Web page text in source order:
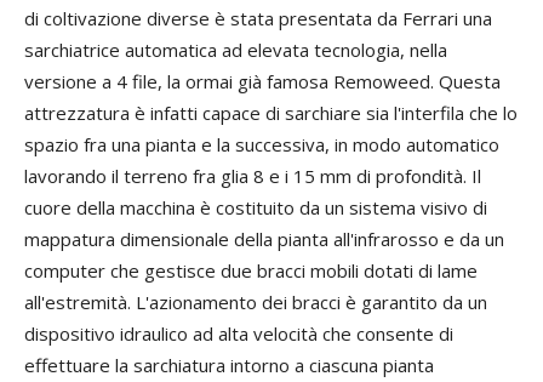
di coltivazione diverse è stata presentata da Ferrari una
sarchiatrice automatica ad elevata tecnologia, nella
versione a 4 file, la ormai già famosa Remoweed. Questa
attrezzatura è infatti capace di sarchiare sia l'interfila che lo
spazio fra una pianta e la successiva, in modo automatico
lavorando il terreno fra glia 8 e i 15 mm di profondità. Il
cuore della macchina è costituito da un sistema visivo di
mappatura dimensionale della pianta all'infrarosso e da un
computer che gestisce due bracci mobili dotati di lame
all'estremità. L'azionamento dei bracci è garantito da un
dispositivo idraulico ad alta velocità che consente di
effettuare la sarchiatura intorno a ciascuna pianta